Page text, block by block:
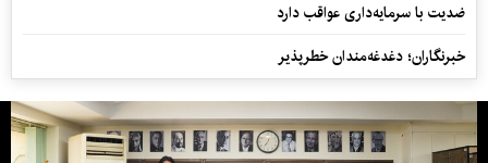
ضدیت با سرمایه‌داری عواقب دارد
خبرنگاران؛ دغدغه‌مندان خطرپذیر